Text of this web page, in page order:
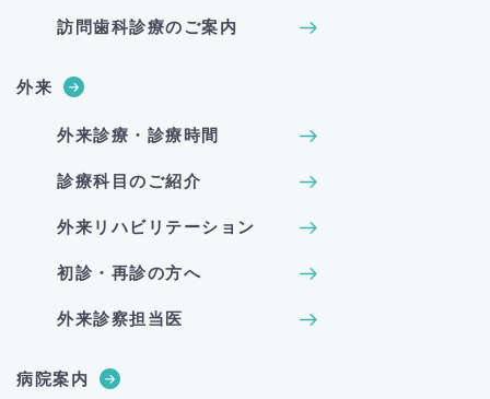
訪問歯科診療のご案内
外来
外来診療・診療時間
診療科目のご紹介
外来リハビリテーション
初診・再診の方へ
外来診察担当医
病院案内